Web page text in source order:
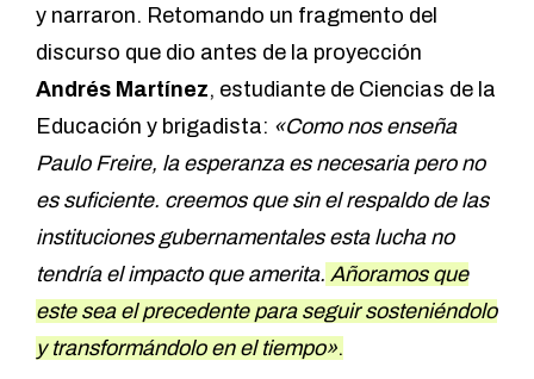
y narraron. Retomando un fragmento del
discurso que dio antes de la proyección
Andrés Martínez, estudiante de Ciencias de la
Educación y brigadista: «Como nos enseña
Paulo Freire, la esperanza es necesaria pero no
es suficiente. creemos que sin el respaldo de las
instituciones gubernamentales esta lucha no
tendría el impacto que amerita. Añoramos que
este sea el precedente para seguir sosteniéndolo
y transformándolo en el tiempo».